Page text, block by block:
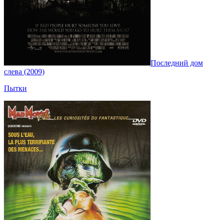
Последний дом
слева (2009)
Пытки